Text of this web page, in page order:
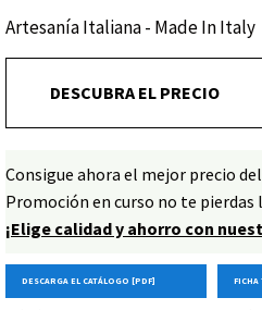
Artesanía Italiana - Made In Italy
DESCUBRA EL PRECIO
Consigue ahora el mejor precio
Promoción en curso no te pierdas
¡Elige calidad y ahorro con
DESCARGA EL CATÁLOGO [PDF] FICHA